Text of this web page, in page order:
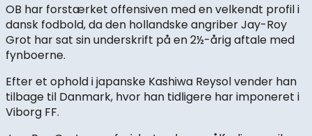
OB har forstærket offensiven med en velkendt profil i
dansk fodbold, da den hollandske angriber Jay-Roy
Grot har sat sin underskrift på en 2½-årig aftale med
fynboerne.
Efter et ophold i japanske Kashiwa Reysol vender han
tilbage til Danmark, hvor han tidligere har imponeret i
Viborg FF.